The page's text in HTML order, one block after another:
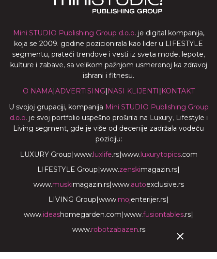
Mini STUDIO Publishing Group d.o.o. je digital kompanija,
koja se 2009. godine pozicionirala kao lider u LIFESTYLE
segmentu, prateći trendove i vesti iz sveta mode, lepote,
kulture i zabave, sa velikom pažnjom usmerenoj ka zdravoj
ishrani i fitnesu.
O NAMA| ADVERTISING NASI KLIJENTI
KONTAKT
U svojoj grupaciji, kompanija Mini STUDIO Publishing Group
d.o.o. je svoj portfolio uspešno proširila na Luxury, Lifestyle i
Living segment, gde je više od decenije zadržala vodeću
poziciju:
LUXURY Group www. luxlife.rs| www. luxurytopics.com
LIFESTYLE Group www.zenskimagazin.rs
www.muskimagazin.rs| www.autoexclusive.rs
LIVING Group www.mojenterijer.rs
www.ideashomegarden.com www.fusiontables.rs
www.robotzabazen.rs